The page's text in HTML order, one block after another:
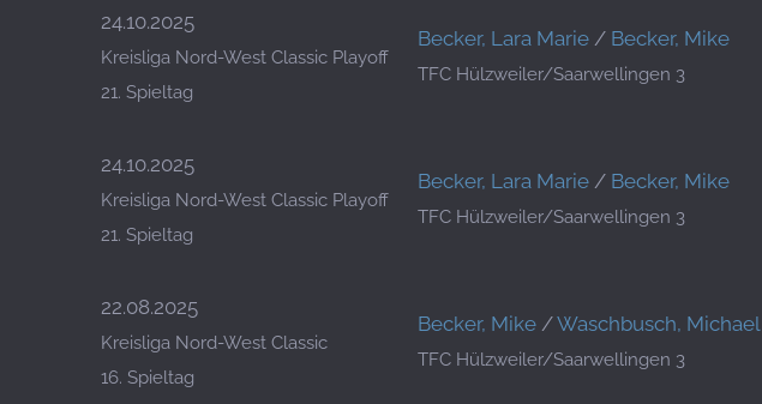
24.10.2025
Kreisliga Nord-West Classic Playoff
21. Spieltag
Becker, Lara Marie / Becker, Mike
TFC Hülzweiler/Saarwellingen 3
24.10.2025
Kreisliga Nord-West Classic Playoff
21. Spieltag
Becker, Lara Marie / Becker, Mike
TFC Hülzweiler/Saarwellingen 3
22.08.2025
Kreisliga Nord-West Classic
16. Spieltag
Becker, Mike /Waschbusch, Michael
TFC Hülzweiler/Saarwellingen 3